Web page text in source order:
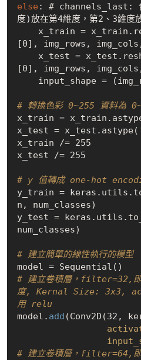
else : # channels_last:
度)放在第4維度，第2、3維度
[0], img_rows,
[0], img_rows,
# 轉換色彩 0~255 資料為
x_train =
x_test = x_test.astype(
x_train /= 255
x_test /= 255
# y 值轉成 one-hot
y_train =
n, num_classes)
y_test =
num_classes)
# 建立簡單的線性執行的模型
# 建立卷積層，filter=32,
度, Kernal Size: 3x3,
用 relu
model. add (Conv2D(32,
# 建立卷積層，